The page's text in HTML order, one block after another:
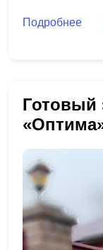
Подробнее
Готовый